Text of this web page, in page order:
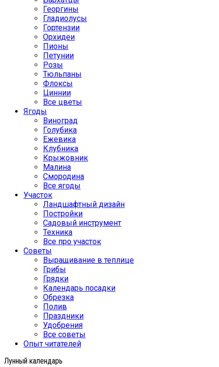
Георгины
Гладиолусы
Гортензии
Орхидеи
Пионы
Петунии
Розы
Тюльпаны
Флоксы
Циннии
Все цветы
Ягоды
Виноград
Голубика
Ежевика
Клубника
Крыжовник
Малина
Смородина
Все ягоды
Участок
Ландшафтный дизайн
Постройки
Садовый инструмент
Техника
Все про участок
Советы
Выращивание в теплице
Грибы
Грядки
Календарь посадки
Обрезка
Полив
Праздники
Удобрения
Все советы
Опыт читателей
Лунный календарь